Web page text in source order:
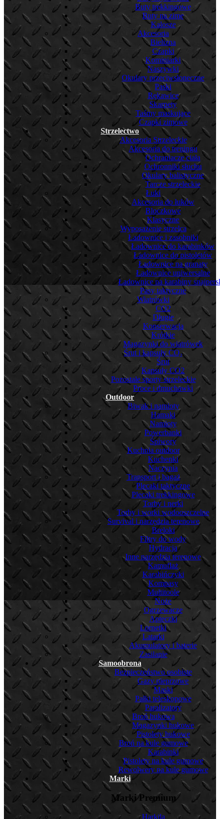
Buty trekkingowe
Buty na zimę
Kalosze
Akcesoria
Bielizna
Czapki
Kominiarki
Naszywki
Okulary przeciwsłoneczne
Paski
Rękawice
Skarpety
Taśmy maskujące
Czapki zimowe
Strzelectwo
Akcesoria Strzeleckie
Akcesoria do treningu
Ochraniacze ciała
Ochronniki słuchu
Okulary balistyczne
Tarcze strzeleckie
Łuki
Akcesoria do łuków
Bloczkowe
Klasyczne
Wyposażenie strzelca
Ładownice i zasobniki
Ładownice do karabinków
Ładownice do pistoletów
Ładownice na granaty
Ładownice uniwersalne
Ładownice na karabiny
Pasy taktyczne
Wiatrówki
CO2
Długie
Konserwacja
Krótkie
Magazynki do wiatrówek
Śrut i kapsuły CO₂
Śrut
Kapsuły CO2
Pozostałe sporty strzeleckie
Proce i dmuchawki
Outdoor
Biwak i namioty
Hamaki
Namioty
Powerbanki
Śpiwory
Kuchnia outdoor
Kuchenki
Naczynia
Transport i bagaż
Plecaki taktyczne
Plecaki trekkingowe
Torby i nerki
Torby i worki wodooszczelne
Survival i narzędzia terenowe
Breloki
Filtry do wody
Hydracja
Inne narzędzia terenowe
Kamuflaż
Karabińczyki
Kompasy
Multitoole
Noże
Ogrzewacze
Apteczki
Lornetki
Latarki
Akumulatory i baterie
Zasilanie
Samoobrona
Bezpieczeństwo osobiste
Gazy pieprzowe
Maski
Pałki teleskopowe
Paralizatory
Broń hukowa
Magazynki hukowe
Pistolety hukowe
Broń na kule gumowe
Karabinki
Pistolety na kule gumowe
Rewolwery na kule gumowe
Marki
Marki Premium
Harkila